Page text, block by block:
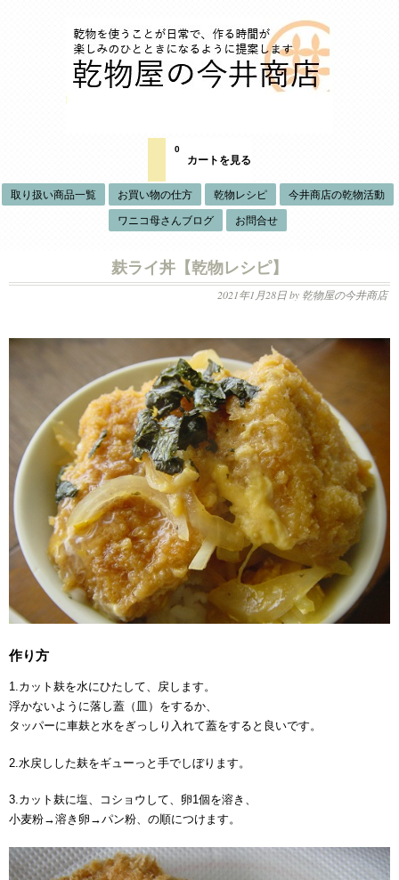
カートを見る
0
取り扱い商品一覧 お買い物の仕方 乾物レシピ 今井商店の乾物活動
ワニコ母さんブログ お問合せ
麸ライ丼【乾物レシピ】
2021年1月28日by 乾物屋の今井商店
作り方
1.カット麸を水にひたして、戻します。
浮かないように落し蓋（皿）をするか、
タッパーに車麸と水をぎっしり入れて蓋をすると良いです。
2.水戻しした麸をギューっと手でしぼります。
3.カット麸に塩、コショウして、卵1個を溶き、
小麦粉→溶き卵→パン粉、の順につけます。